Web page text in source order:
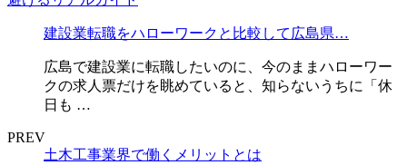
建設業転職をハローワークと比較して広島県…
広島で建設業に転職したいのに、今のままハローワー
クの求人票だけを眺めていると、知らないうちに「休
日も …
PREV
土木工事業界で働くメリットとは